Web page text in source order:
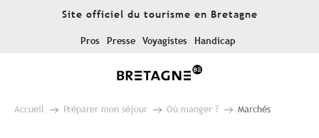
Site officiel du tourisme en Bretagne
Pros Presse Voyagistes Handicap
Accueil Préparer mon séjour Où manger ? Marchés